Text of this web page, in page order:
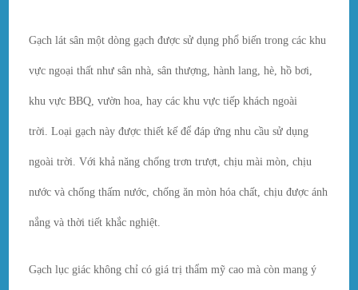
Gạch lát sân một dòng gạch được sử dụng phổ biến trong các khu
vực ngoại thất như sân nhà, sân thượng, hành lang, hè, hồ bơi,
khu vực BBQ, vườn hoa, hay các khu vực tiếp khách ngoài
trời. Loại gạch này được thiết kế để đáp ứng nhu cầu sử dụng
ngoài trời. Với khả năng chống trơn trượt, chịu mài mòn, chịu
nước và chống thấm nước, chống ăn mòn hóa chất, chịu được ánh
nắng và thời tiết khắc nghiệt.
Gạch lục giác không chỉ có giá trị thẩm mỹ cao mà còn mang ý